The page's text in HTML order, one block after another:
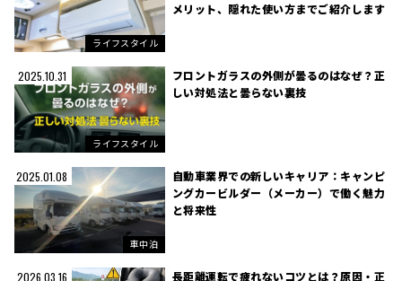
ライフスタイル
メリット、隠れた使い方までご紹介します
2025.10.31
ライフスタイル
フロントガラスの外側が曇るのはなぜ？正
しい対処法と曇らない裏技
2025.01.08
車中泊
自動車業界での新しいキャリア：キャンピ
ングカービルダー（メーカー）で働く魅力
と将来性
2026.03.16 長距離運転で疲れないコツとは？原因・正